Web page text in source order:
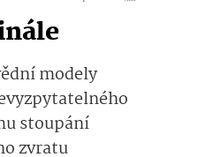
modely
stoupání
zvratu